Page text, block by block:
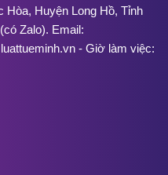
Hòa, Huyện Long Hồ, Tỉnh
Zalo). Email:
- Giờ làm việc: